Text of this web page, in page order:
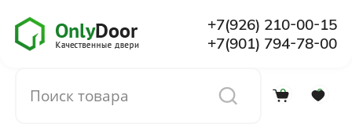
+7(926) 210-00-15
+7(901) 794-78-00
0 0